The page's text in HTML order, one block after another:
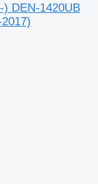
) DEN-1420UB